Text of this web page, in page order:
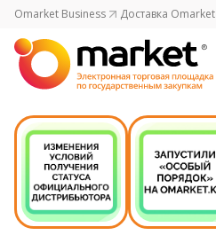
Omarket Business Доставка Omarket